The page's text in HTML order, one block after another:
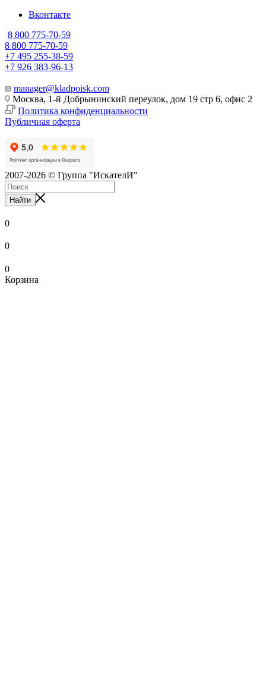
Вконтакте
8 800 775-70-59
8 800 775-70-59
+7 495 255-38-59
+7 926 383-96-13
manager@kladpoisk.com
Москва, 1-й Добрынинский переулок, дом 19 стр 6, офис 2
Политика конфиденциальности
Публичная оферта
2007-2026 © Группа "ИскателИ"
Найти
0
0
0
Корзина